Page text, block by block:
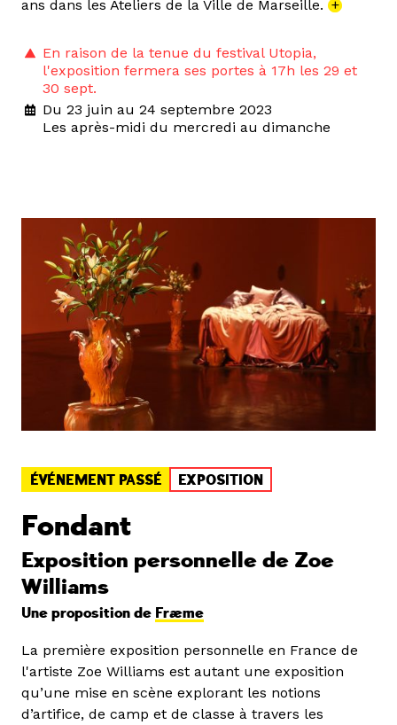
ans dans les Ateliers de la Ville de Marseille. +
En raison de la tenue du festival Utopia,
l'exposition fermera ses portes à 17h les 29 et
30 sept.
Du 23 juin au 24 septembre 2023
Les après-midi du mercredi au dimanche
ÉVÉNEMENT PASSÉ EXPOSITION
Fondant
Exposition personnelle de Zoe
Williams
Une proposition de Fræme
La première exposition personnelle en France de
l'artiste Zoe Williams est autant une exposition
qu’une mise en scène explorant les notions
d’artifice, de camp et de classe à travers les